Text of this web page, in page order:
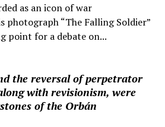
as an icon of war
photograph “The Falling Soldier”
point for a debate on...
the reversal of perpetrator
with revisionism, were
of the Orbán